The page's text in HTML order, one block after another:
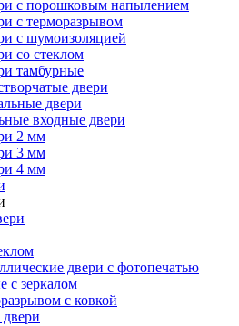
с порошковым напылением
с терморазрывом
с шумоизоляцией
со стеклом
тамбурные
двери
двери
входные двери
2 мм
3 мм
4 мм
двери с фотопечатью
с зеркалом
с ковкой